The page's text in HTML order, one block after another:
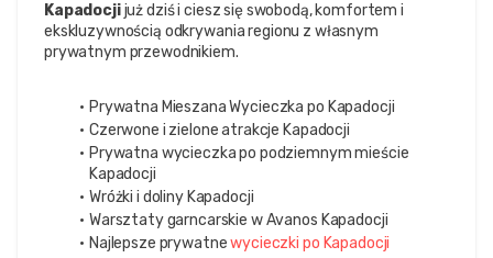
Kapadocji już dziś i ciesz się swobodą, komfortem i
ekskluzywnością odkrywania regionu z własnym
prywatnym przewodnikiem.
Prywatna Mieszana Wycieczka po Kapadocji
Czerwone i zielone atrakcje Kapadocji
Prywatna wycieczka po podziemnym mieście
Kapadocji
Wróżki i doliny Kapadocji
Warsztaty garncarskie w Avanos Kapadocji
Najlepsze prywatne wycieczki po Kapadocji